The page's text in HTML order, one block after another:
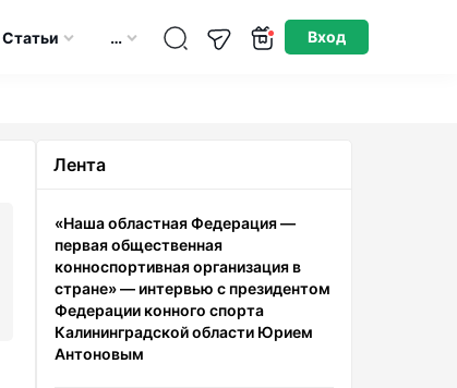
Статьи … Вход
Лента
«Наша областная Федерация —
первая общественная
конноспортивная организация в
стране» — интервью с президентом
Федерации конного спорта
Калининградской области Юрием
Антоновым